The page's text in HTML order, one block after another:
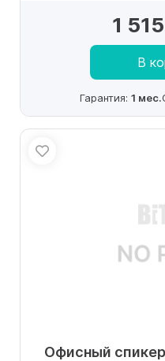
1
В
Гарантия: 1 мес.
Офисный